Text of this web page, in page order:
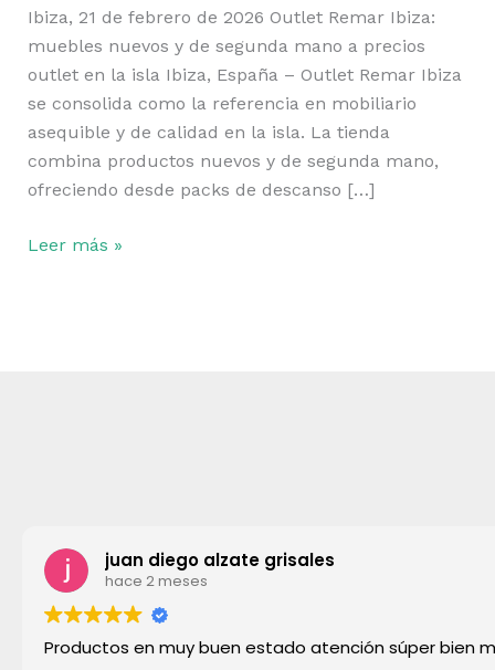
Ibiza, 21 de febrero de 2026 Outlet Remar Ibiza:
muebles nuevos y de segunda mano a precios
outlet en la isla Ibiza, España – Outlet Remar Ibiza
se consolida como la referencia en mobiliario
asequible y de calidad en la isla. La tienda
combina productos nuevos y de segunda mano,
ofreciendo desde packs de descanso […]
nuevos
y
de
segunda
mano
a
precios
en
Leer más »
juan diego alzate grisales
hace 2 meses
Productos en muy buen estado atención súper bien